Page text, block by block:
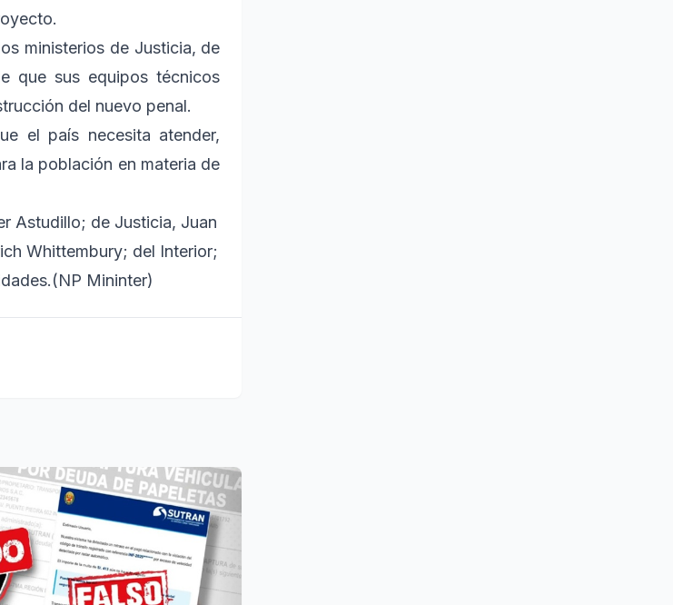
ministerios de Justicia, de
que sus equipos técnicos
del nuevo penal.
el país necesita atender,
la población en materia de
Astudillo; de Justicia, Juan
Whittembury; del Interior;
Mininter)